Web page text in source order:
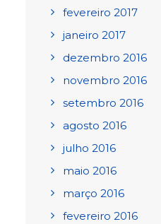
fevereiro 2017
janeiro 2017
dezembro 2016
novembro 2016
setembro 2016
agosto 2016
julho 2016
maio 2016
março 2016
fevereiro 2016